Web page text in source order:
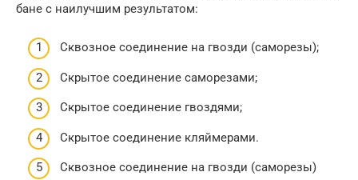
бане с наилучшим результатом:
Сквозное соединение на гвозди (саморезы);
Скрытое соединение саморезами;
Скрытое соединение гвоздями;
Скрытое соединение кляймерами.
Сквозное соединение на гвозди (саморезы)